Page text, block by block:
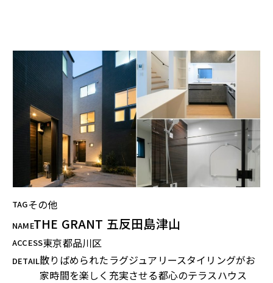
TAGその他
NAMETHE GRANT 五反田島津山
ACCESS東京都品川区
DETAIL散りばめられたラグジュアリースタイリングがお
家時間を楽しく充実させる都心のテラスハウス